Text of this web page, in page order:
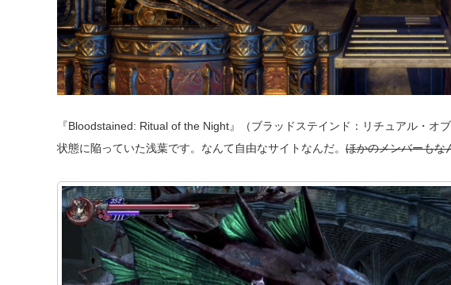
『Bloodstained: Ritual of the Night』（ブラッドステインド：リチュアル・オ
状態に陥っていた浅葉です。なんて自由なサイトなんだ。 ほかのメンバーもな